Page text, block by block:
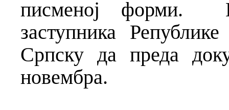
писменој форми.
заступника
Српску да преда
новембра.